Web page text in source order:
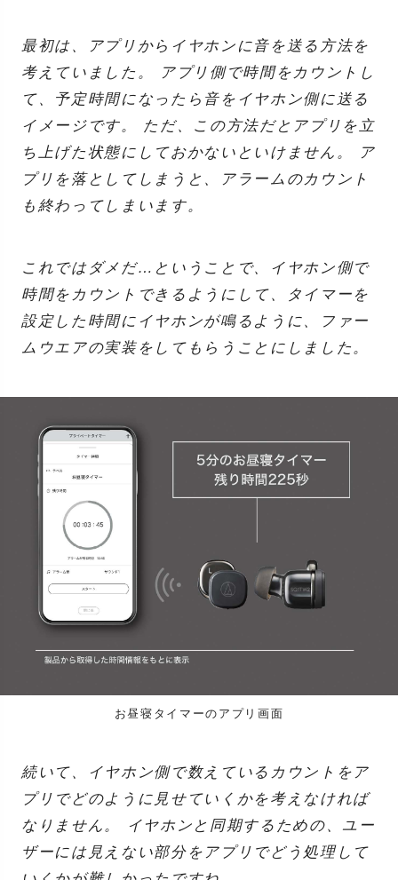
最初は、アプリからイヤホンに音を送る方法を
考えていました。 アプリ側で時間をカウントし
て、予定時間になったら音をイヤホン側に送る
イメージです。 ただ、この方法だとアプリを立
ち上げた状態にしておかないといけません。 ア
プリを落としてしまうと、アラームのカウント
も終わってしまいます。
これではダメだ…ということで、イヤホン側で
時間をカウントできるようにして、タイマーを
設定した時間にイヤホンが鳴るように、ファー
ムウエアの実装をしてもらうことにしました。
お昼寝タイマーのアプリ画面
続いて、イヤホン側で数えているカウントをア
プリでどのように見せていくかを考えなければ
なりません。 イヤホンと同期するための、ユー
ザーには見えない部分をアプリでどう処理して